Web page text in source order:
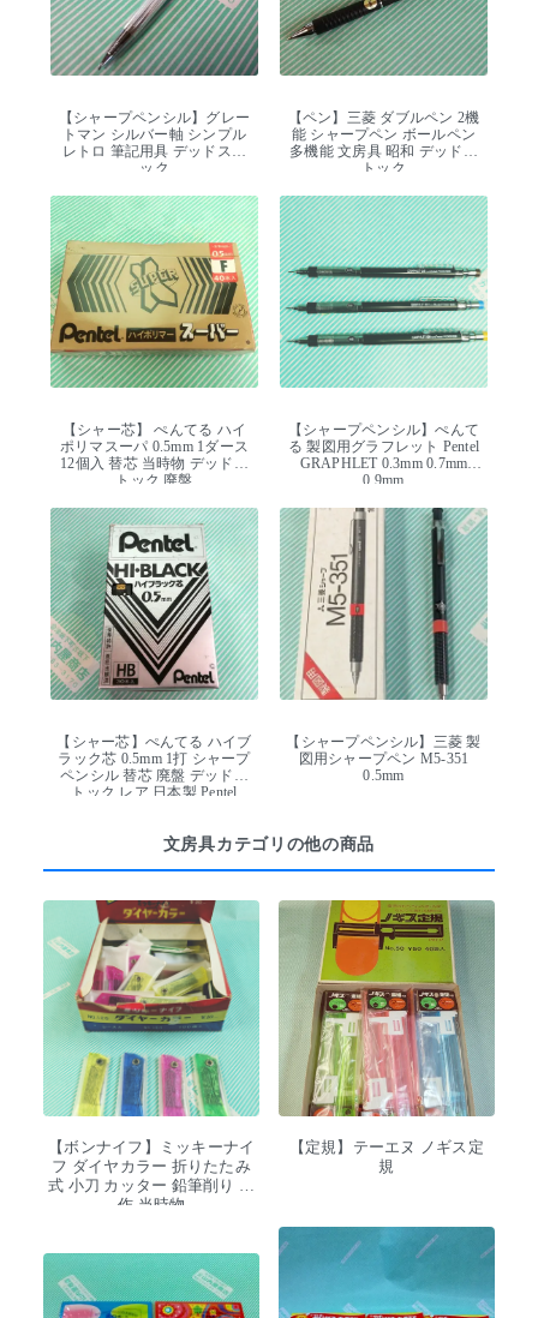
【シャープペンシル】グレー
トマン シルバー軸 シンプル
レトロ 筆記用具 デッドスト
ック
【ペン】三菱 ダブルペン 2機
能 シャープペン ボールペン
多機能 文房具 昭和 デッドス
トック
【シャー芯】 ぺんてる ハイ
ポリマスーパ 0.5mm 1ダース
12個入 替芯 当時物 デッドス
トック 廃盤
【シャープペンシル】ぺんて
る 製図用グラフレット Pentel
GRAPHLET 0.3mm 0.7mm
0.9mm
【シャー芯】ぺんてる ハイブ
ラック芯 0.5mm 1打 シャープ
ペンシル 替芯 廃盤 デッドス
トック レア 日本製 Pentel
【シャープペンシル】三菱 製
図用シャープペン M5-351
0.5mm
文房具カテゴリの他の商品
【ボンナイフ】ミッキーナイ
フ ダイヤカラー 折りたたみ
式 小刀 カッター 鉛筆削り 工
作 当時物
【定規】テーエヌ ノギス定
規